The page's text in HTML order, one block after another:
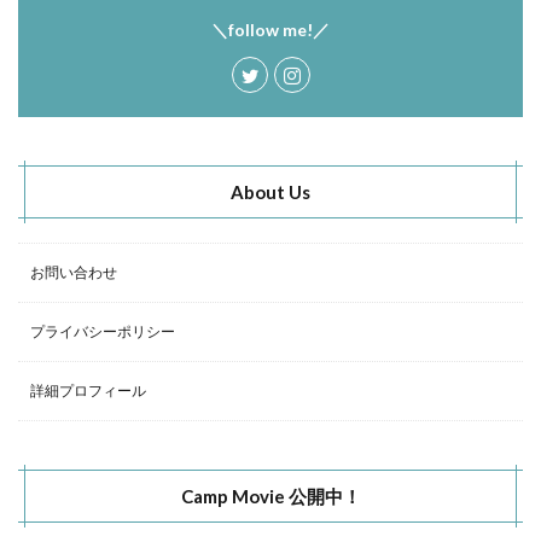
＼follow me!／
About Us
お問い合わせ
プライバシーポリシー
詳細プロフィール
Camp Movie 公開中！